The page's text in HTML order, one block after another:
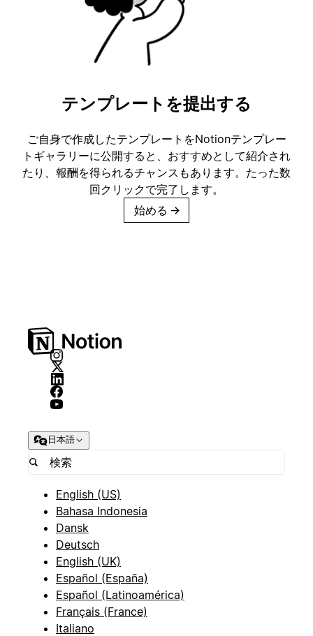
テンプレートを提出する
ご自身で作成したテンプレートをNotionテンプレー
トギャラリーに公開すると、おすすめとして紹介され
たり、報酬を得られるチャンスもあります。たった数
回クリックで完了します。
始める →
日本語
English (US)
Bahasa Indonesia
Dansk
Deutsch
English (UK)
Español (España)
Español (Latinoamérica)
Français (France)
Italiano